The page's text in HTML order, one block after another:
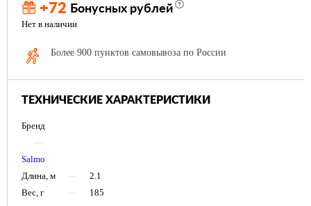
+72 Бонусных рублей
Нет в наличии
Более 900 пунктов самовывоза по России
ТЕХНИЧЕСКИЕ ХАРАКТЕРИСТИКИ
Бренд
—
Salmo
Длина, м
—
2.1
Вес, г
— 185